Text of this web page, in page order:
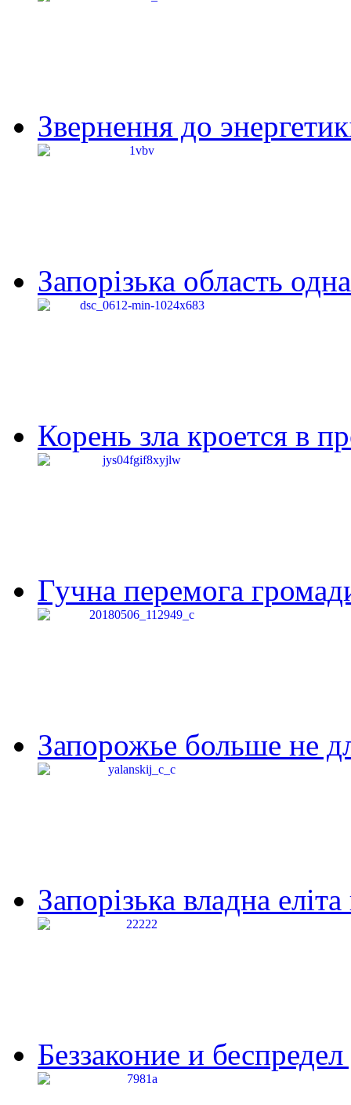
Звернення до
Запорізька область
Корень зла кроется в
Гучна перемога
Запорожье больше не
Запорізька владна
Беззаконие и